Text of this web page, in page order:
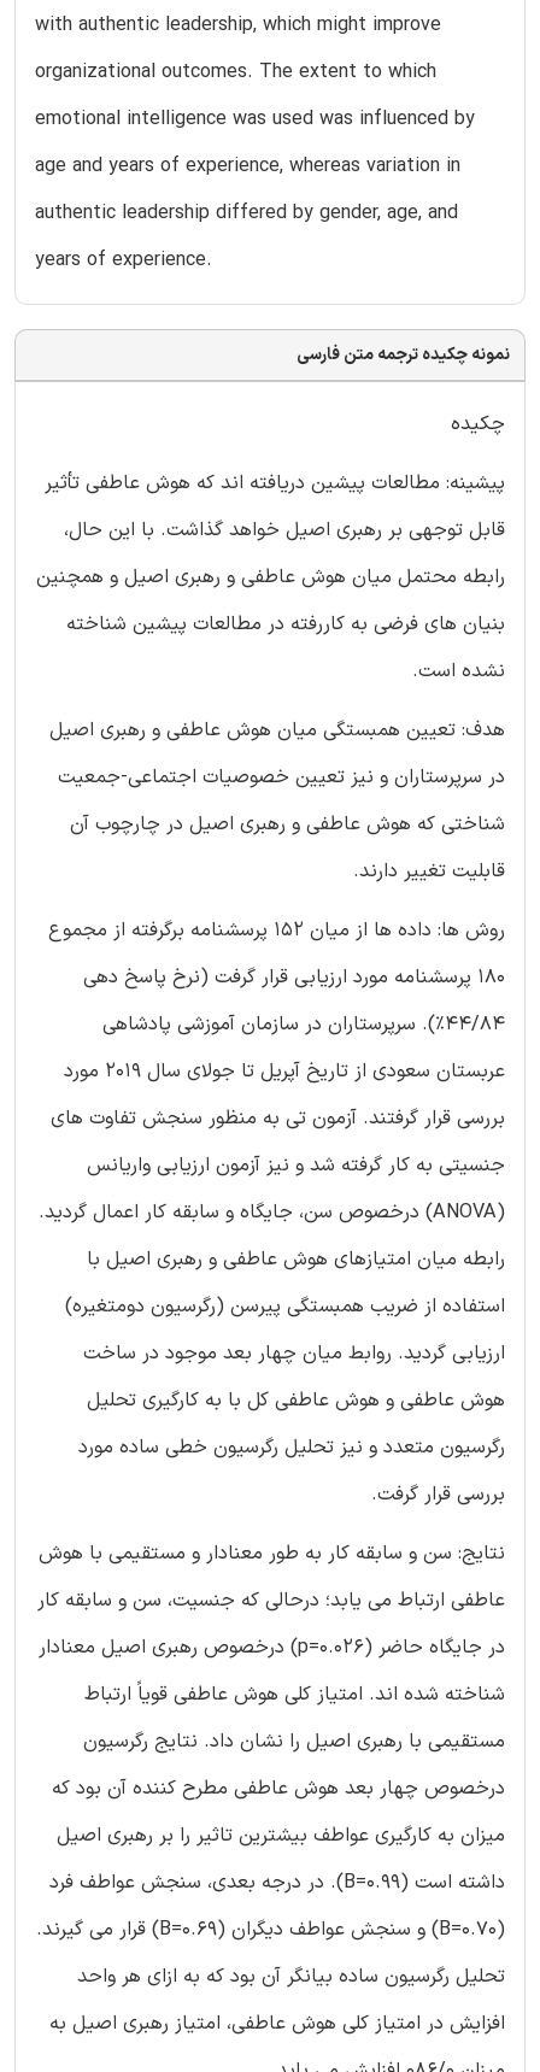
with authentic leadership, which might improve
organizational outcomes. The extent to which
emotional intelligence was used was influenced by
age and years of experience, whereas variation in
authentic leadership differed by gender, age, and
years of experience.
نمونه چکیده ترجمه متن فارسی
چکیده
پیشینه: مطالعات پیشین دریافته اند که هوش عاطفی تأثیر
قابل توجهی بر رهبری اصیل خواهد گذاشت. با این حال،
رابطه محتمل میان هوش عاطفی و رهبری اصیل و همچنین
بنیان های فرضی به کاررفته در مطالعات پیشین شناخته
نشده است.
هدف: تعیین همبستگی میان هوش عاطفی و رهبری اصیل
در سرپرستاران و نیز تعیین خصوصیات اجتماعی-جمعیت
شناختی که هوش عاطفی و رهبری اصیل در چارچوب آن
قابلیت تغییر دارند.
روش ها: داده ها از میان 152 پرسشنامه برگرفته از مجموع
180 پرسشنامه مورد ارزیابی قرار گرفت (نرخ پاسخ دهی
44/84%). سرپرستاران در سازمان آموزشی پادشاهی
عربستان سعودی از تاریخ آپریل تا جولای سال 2019 مورد
بررسی قرار گرفتند. آزمون تی به منظور سنجش تفاوت های
جنسیتی به کار گرفته شد و نیز آزمون ارزیابی واریانس
(ANOVA) درخصوص سن، جایگاه و سابقه کار اعمال گردید.
رابطه میان امتیازهای هوش عاطفی و رهبری اصیل با
استفاده از ضریب همبستگی پیرسن (رگرسیون دومتغیره)
ارزیابی گردید. روابط میان چهار بعد موجود در ساخت
هوش عاطفی و هوش عاطفی کل با به کارگیری تحلیل
رگرسیون متعدد و نیز تحلیل رگرسیون خطی ساده مورد
بررسی قرار گرفت.
نتایج: سن و سابقه کار به طور معنادار و مستقیمی با هوش
عاطفی ارتباط می یابد؛ درحالی که جنسیت، سن و سابقه کار
در جایگاه حاضر (p=0.026) درخصوص رهبری اصیل معنادار
شناخته شده اند. امتیاز کلی هوش عاطفی قویاً ارتباط
مستقیمی با رهبری اصیل را نشان داد. نتایج رگرسیون
درخصوص چهار بعد هوش عاطفی مطرح کننده آن بود که
میزان به کارگیری عواطف بیشترین تاثیر را بر رهبری اصیل
داشته است (B=0.99). در درجه بعدی، سنجش عواطف فرد
(B=0.70) و سنجش عواطف دیگران (B=0.69) قرار می گیرند.
تحلیل رگرسیون ساده بیانگر آن بود که به ازای هر واحد
افزایش در امتیاز کلی هوش عاطفی، امتیاز رهبری اصیل به